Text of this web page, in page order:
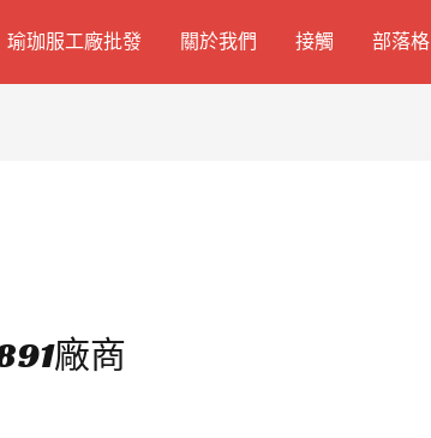
瑜珈服工廠批發 關於我們 接觸 部落格
廠商